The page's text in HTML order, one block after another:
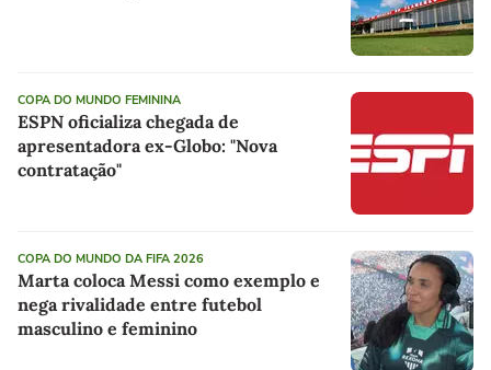
COPA DO MUNDO FEMININA
ESPN oficializa chegada de
apresentadora ex-Globo: "Nova
contratação"
COPA DO MUNDO DA FIFA 2026
Marta coloca Messi como exemplo e
nega rivalidade entre futebol
masculino e feminino